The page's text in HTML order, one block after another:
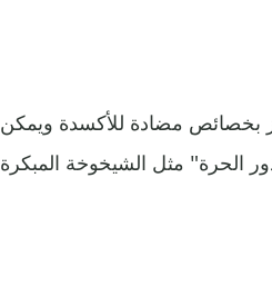
بخصائص مضادة للأكسدة ويمكن